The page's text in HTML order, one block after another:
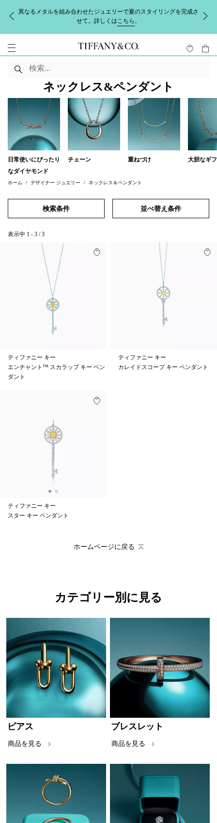
異なるメタルを組み合わせたジュエリーで夏のスタイリングを完成さ
せて。詳しくはこちら 。
ネックレス&ペンダント
日常使いにぴったり
なダイヤモンド
チェーン 重ねづけ 大胆なギ
ホーム デザイナー ジュエリー ネックレス＆ペンダント
検索条件 並べ替え条件
表示中 1 - 3 / 3
ティファニー キー
エンチャント™ スカラップ キー ペン
ダント
ティファニー キー
カレイドスコープ キー ペンダント
ティファニー キー
スター キー ペンダント
ホームページに戻る
カテゴリー別に見る
ピアス
商品を見る
ブレスレット
商品を見る